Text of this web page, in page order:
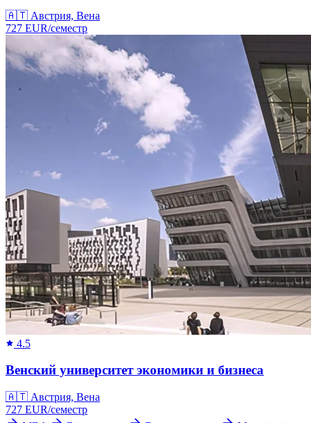
🇦🇹 Австрия, Вена
727 EUR/семестр
4.5
Венский университет экономики и бизнеса
🇦🇹 Австрия, Вена
727 EUR/семестр